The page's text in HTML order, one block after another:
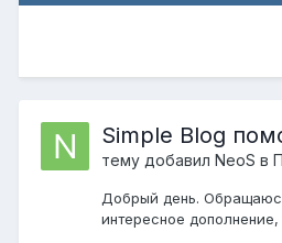
Simple Blog
тему добавил NeoS в
Добрый день.
интересное